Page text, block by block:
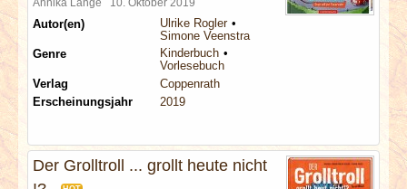
Autor(en)
Ulrike Rogler
Simone Veenstra
Genre
Kinderbuch
Vorlesebuch
Verlag
Coppenrath
Erscheinungsjahr
2019
Der Grolltroll ... grollt heute nicht